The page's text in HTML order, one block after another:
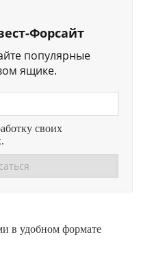
Форсайт
популярные
ящике.
своих
в удобном формате